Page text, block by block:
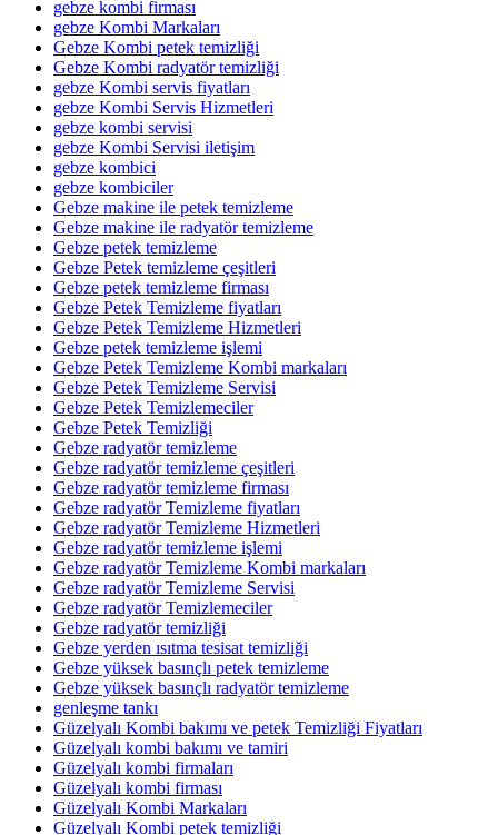
gebze kombi firması
gebze Kombi Markaları
Gebze Kombi petek temizliği
Gebze Kombi radyatör temizliği
gebze Kombi servis fiyatları
gebze Kombi Servis Hizmetleri
gebze kombi servisi
gebze Kombi Servisi iletişim
gebze kombici
gebze kombiciler
Gebze makine ile petek temizleme
Gebze makine ile radyatör temizleme
Gebze petek temizleme
Gebze Petek temizleme çeşitleri
Gebze petek temizleme firması
Gebze Petek Temizleme fiyatları
Gebze Petek Temizleme Hizmetleri
Gebze petek temizleme işlemi
Gebze Petek Temizleme Kombi markaları
Gebze Petek Temizleme Servisi
Gebze Petek Temizlemeciler
Gebze Petek Temizliği
Gebze radyatör temizleme
Gebze radyatör temizleme çeşitleri
Gebze radyatör temizleme firması
Gebze radyatör Temizleme fiyatları
Gebze radyatör Temizleme Hizmetleri
Gebze radyatör temizleme işlemi
Gebze radyatör Temizleme Kombi markaları
Gebze radyatör Temizleme Servisi
Gebze radyatör Temizlemeciler
Gebze radyatör temizliği
Gebze yerden ısıtma tesisat temizliği
Gebze yüksek basınçlı petek temizleme
Gebze yüksek basınçlı radyatör temizleme
genleşme tankı
Güzelyalı Kombi bakımı ve petek Temizliği Fiyatları
Güzelyalı kombi bakımı ve tamiri
Güzelyalı kombi firmaları
Güzelyalı kombi firması
Güzelyalı Kombi Markaları
Güzelyalı Kombi petek temizliği